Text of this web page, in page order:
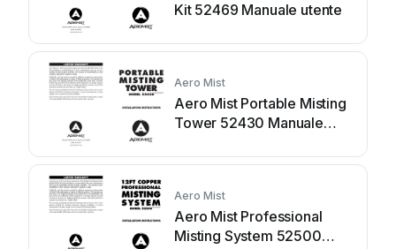
Kit 52469 Manuale utente
Aero Mist
Aero Mist Portable Misting
Tower 52430 Manuale
Aero Mist
Aero Mist Professional
Misting System 52500